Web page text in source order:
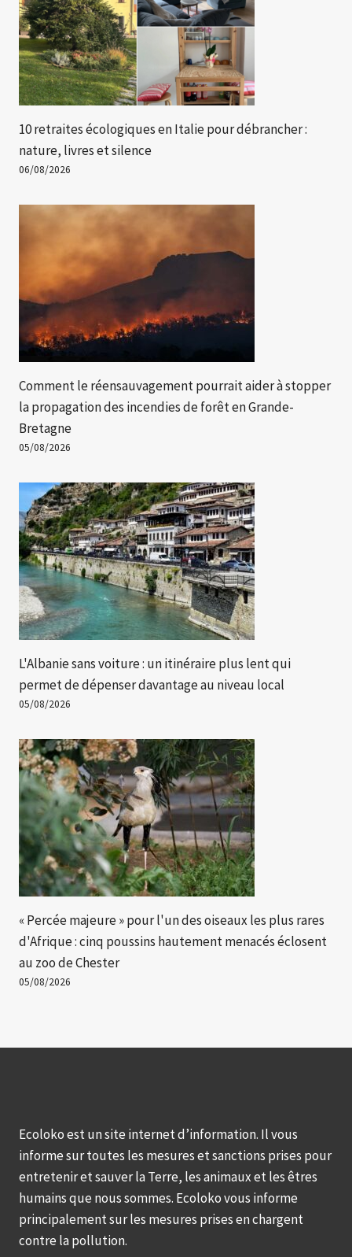
10 retraites écologiques en Italie pour débrancher :
nature, livres et silence
06/08/2026
Comment le réensauvagement pourrait aider à stopper
la propagation des incendies de forêt en Grande-
Bretagne
05/08/2026
L'Albanie sans voiture : un itinéraire plus lent qui
permet de dépenser davantage au niveau local
05/08/2026
« Percée majeure » ​​pour l'un des oiseaux les plus rares
d'Afrique : cinq poussins hautement menacés éclosent
au zoo de Chester
05/08/2026
Ecoloko est un site internet d’information. Il vous
informe sur toutes les mesures et sanctions prises pour
entretenir et sauver la Terre, les animaux et les êtres
humains que nous sommes. Ecoloko vous informe
principalement sur les mesures prises en chargent
contre la pollution.